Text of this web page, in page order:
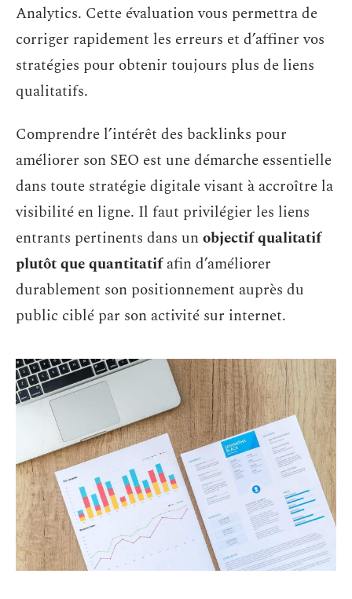
Analytics. Cette évaluation vous permettra de
corriger rapidement les erreurs et d’affiner vos
stratégies pour obtenir toujours plus de liens
qualitatifs.
Comprendre l’intérêt des backlinks pour
améliorer son SEO est une démarche essentielle
dans toute stratégie digitale visant à accroître la
visibilité en ligne. Il faut privilégier les liens
entrants pertinents dans unobjectif qualitatif
plutôt que quantitatifafin d’améliorer
durablement son positionnement auprès du
public ciblé par son activité sur internet.